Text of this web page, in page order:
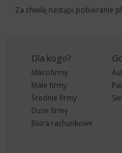
Za chwilę nastąpi pobieranie
Dla kogo?
Mikrofirmy
Małe firmy
Średnie firmy
Duże firmy
Biura rachunkowe